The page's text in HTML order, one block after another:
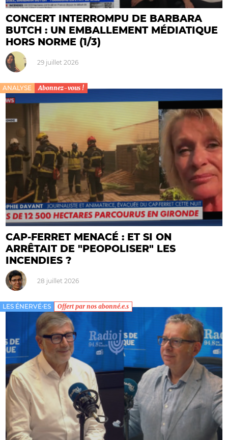
CONCERT INTERROMPU DE BARBARA
BUTCH : UN EMBALLEMENT MÉDIATIQUE
HORS NORME (1/3)
29 juillet 2026
ANALYSE Abonnez-vous !
CAP-FERRET MENACÉ : ET SI ON
ARRÊTAIT DE "PEOPOLISER" LES
INCENDIES ?
28 juillet 2026
LES ÉNERVÉ·ES Offert par nos abonné.e.s